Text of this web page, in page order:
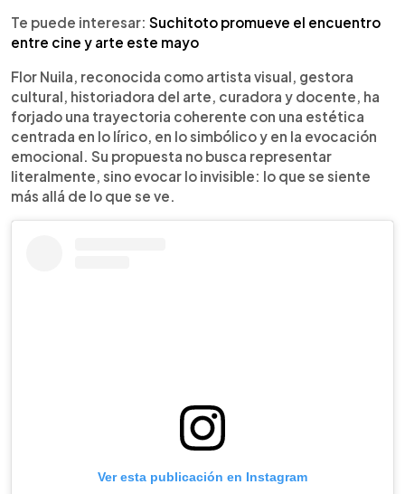
Te puede interesar: Suchitoto promueve el encuentro
entre cine y arte este mayo
Flor Nuila, reconocida como artista visual, gestora
cultural, historiadora del arte, curadora y docente, ha
forjado una trayectoria coherente con una estética
centrada en lo lírico, en lo simbólico y en la evocación
emocional. Su propuesta no busca representar
literalmente, sino evocar lo invisible: lo que se siente
más allá de lo que se ve.
Ver esta publicación en Instagram